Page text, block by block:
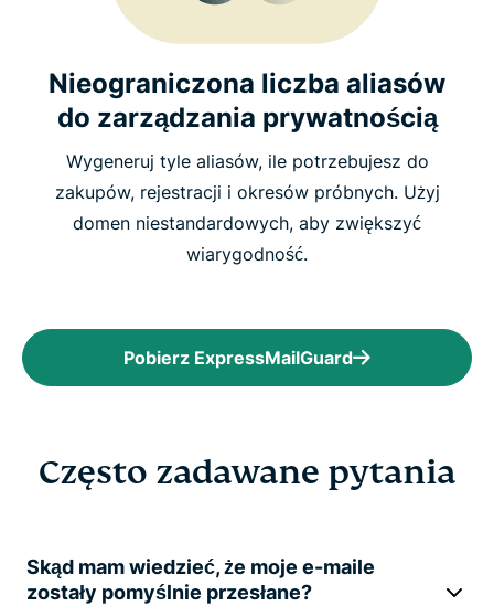
Nieograniczona liczba aliasów
do zarządzania prywatnością
Wygeneruj tyle aliasów, ile potrzebujesz do
zakupów, rejestracji i okresów próbnych. Użyj
domen niestandardowych, aby zwiększyć
wiarygodność.
Pobierz ExpressMailGuard
Często zadawane pytania
Skąd mam wiedzieć, że moje e-maile
zostały pomyślnie przesłane?